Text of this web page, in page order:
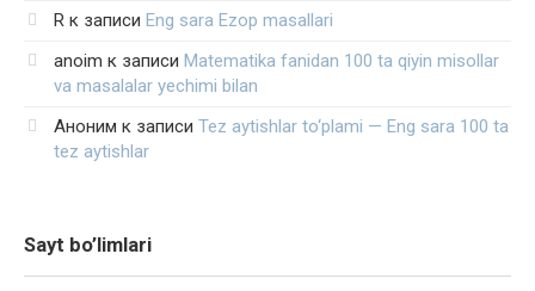
R к записи Eng sara Ezop masallari
anoim к записи Matematika fanidan 100 ta qiyin misollar
va masalalar yechimi bilan
Аноним к записи Tez aytishlar to‘plami — Eng sara 100 ta
tez aytishlar
Sayt bo’limlari